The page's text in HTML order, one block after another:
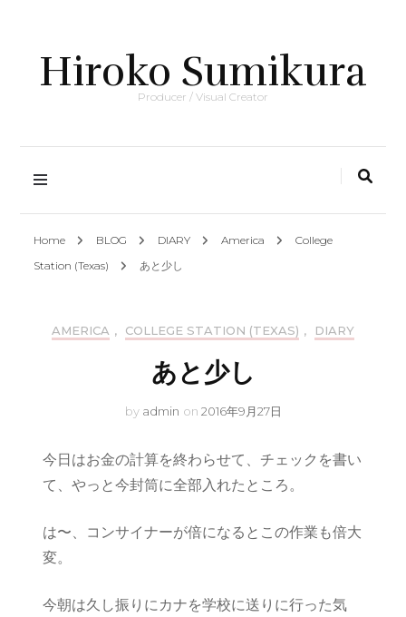
Hiroko Sumikura
Producer / Visual Creator
Home BLOG DIARY America
College
Station (Texas)
あと少し
AMERICA , COLLEGE STATION (TEXAS) , DIARY
あと少し
by admin on 2016年9月27日
今日はお金の計算を終わらせて、チェックを書い
て、やっと今封筒に全部入れたところ。
は〜、コンサイナーが倍になるとこの作業も倍大
変。
今朝は久し振りにカナを学校に送りに行った気